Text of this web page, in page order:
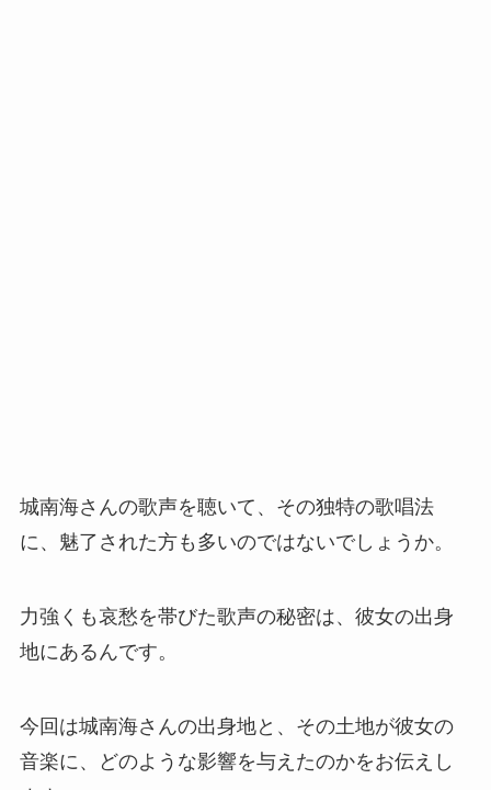
城南海さんの歌声を聴いて、その独特の歌唱法
に、魅了された方も多いのではないでしょうか。
力強くも哀愁を帯びた歌声の秘密は、彼女の出身
地にあるんです。
今回は城南海さんの出身地と、その土地が彼女の
音楽に、どのような影響を与えたのかをお伝えし